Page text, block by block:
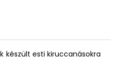
készült esti kiruccanásokra